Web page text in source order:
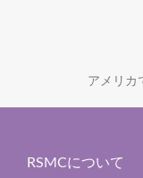
アメリカ
RSMCについて